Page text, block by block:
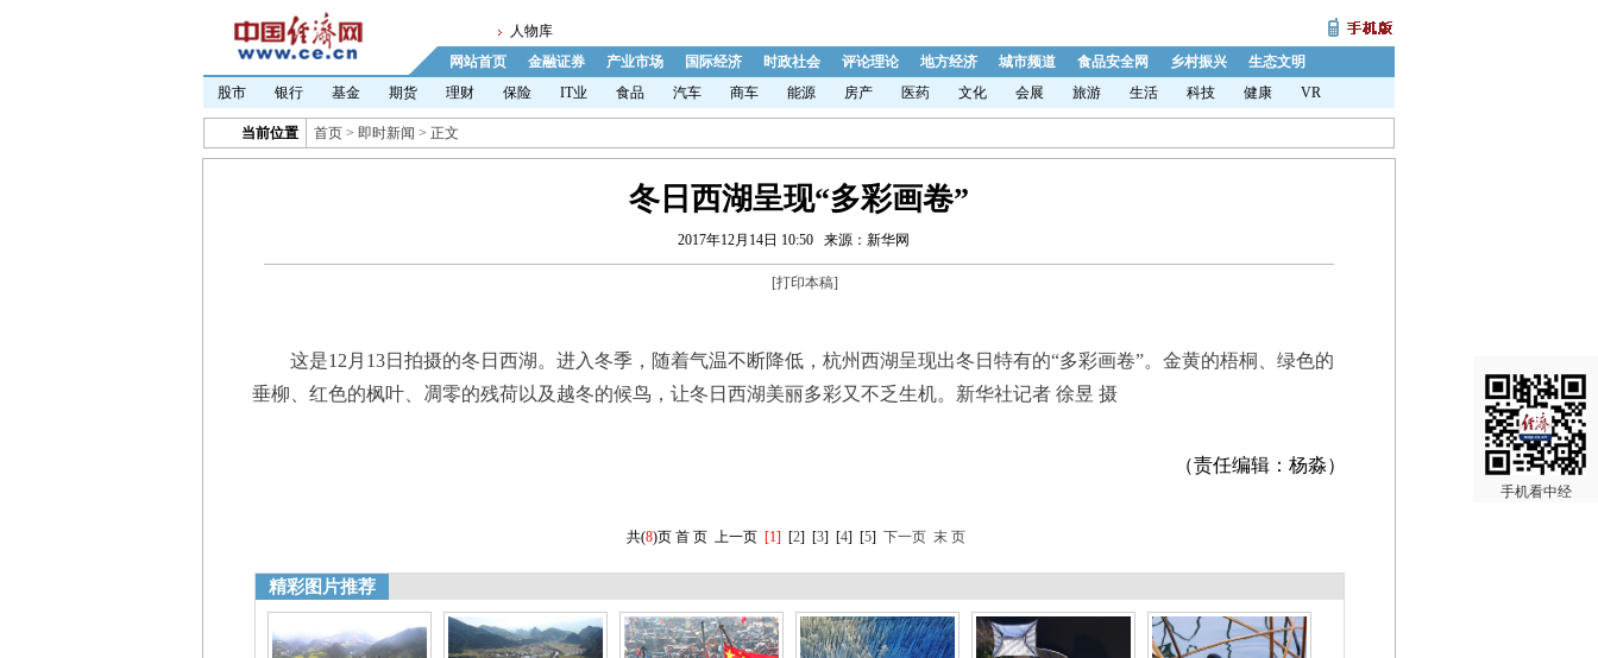
手机看中经
人物库
网站首页
金融证券 产业市场 国际经济 时政社会 评论理论 地方经济 城市频道 食品安全网 乡村振兴
生态文明
股市
银行 基金 期货 理财 保险 IT业 食品 汽车 商车 能源 房产 医药 文化 会展 旅游 生活 科技 健康 VR
当前位置 首页 > 即时新闻 > 正文
冬日西湖呈现“多彩画卷”
2017年12月14日 10:50 来源：新华网
[打印本稿]
这是12月13日拍摄的冬日西湖。进入冬季，随着气温不断降低，杭州西湖呈现出冬日特有的“多彩画卷”。金黄的梧桐、绿色的
垂柳、红色的枫叶、凋零的残荷以及越冬的候鸟，让冬日西湖美丽多彩又不乏生机。新华社记者 徐昱 摄
（责任编辑：杨淼）
共(8)页 首 页 上一页 [1] [2] [3] [4] [5] 下一页 末 页
精彩图片推荐